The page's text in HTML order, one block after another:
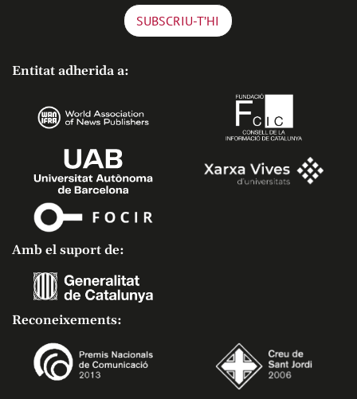
Entitat adherida a:
Amb el suport de:
Reconeixements: